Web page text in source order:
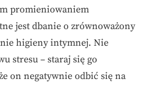
promieniowaniem
jest dbanie o zrównoważony
higieny intymnej. Nie
stresu – staraj się go
on negatywnie odbić się na